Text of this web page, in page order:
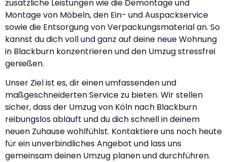
zusätzliche Leistungen wie die Demontage und
Montage von Möbeln, den Ein- und Auspackservice
sowie die Entsorgung von Verpackungsmaterial an. So
kannst du dich voll und ganz auf deine neue Wohnung
in Blackburn konzentrieren und den Umzug stressfrei
genießen.
Unser Ziel ist es, dir einen umfassenden und
maßgeschneiderten Service zu bieten. Wir stellen
sicher, dass der Umzug von Köln nach Blackburn
reibungslos abläuft und du dich schnell in deinem
neuen Zuhause wohlfühlst. Kontaktiere uns noch heute
für ein unverbindliches Angebot und lass uns
gemeinsam deinen Umzug planen und durchführen.